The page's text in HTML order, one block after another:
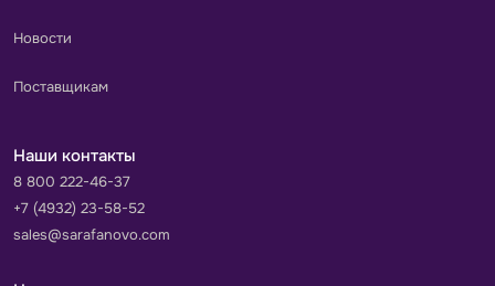
Новости
Поставщикам
Наши контакты
8 800 222-46-37
+7 (4932) 23-58-52
sales@sarafanovo.com